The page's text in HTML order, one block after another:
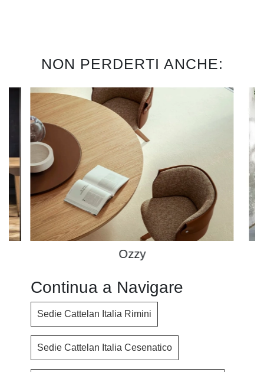
NON PERDERTI ANCHE:
Ozzy
Continua a Navigare
Sedie Cattelan Italia Rimini
Sedie Cattelan Italia Cesenatico